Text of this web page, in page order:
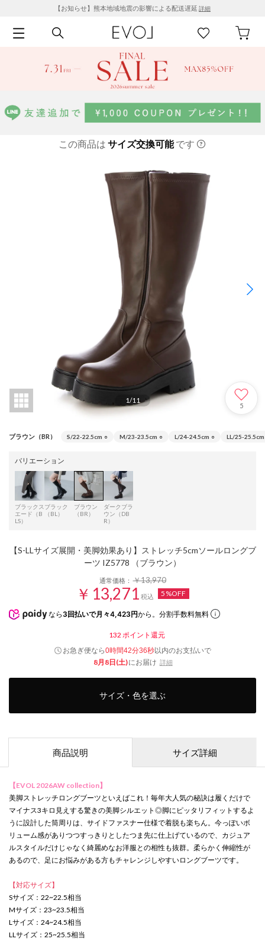
【お知らせ】熊本地域地震の影響による配送遅延 詳細
この商品は サイズ交換可能です
1/11
5
ブラウン（BR） S/22-22.5cm ○ M/23-23.5cm ○ L/24-24.5cm ○ LL/25-25.5cm
バリエーション
ブラックス
エード（B
LS）
ブラック
（BL）
ブラウン
（BR）
ダークブラ
ウン（DB
R）
【S-LLサイズ展開・美脚効果あり】ストレッチ5cmソールロングブ
ーツ IZ5778 （ブラウン）
通常価格：￥13,970
￥13,271 税込 5%OFF
なら 3回払いで月々4,423円から。分割手数料無料
132 ポイント還元
お急ぎ便なら0時間42分35秒以内のお支払いで
8月8日(土)にお届け 詳細
サイズ・色を選ぶ
商品説明 サイズ詳細
【EVOL 2026AW collection】
美脚ストレッチロングブーツといえばこれ！毎年大人気の秘訣は履くだけで
マイナス3キロ見えする驚きの美脚シルエット◎脚にピッタリフィットするよ
うに設計した筒周りは、サイドファスナー仕様で着脱も楽ちん。今っぽいボ
リューム感がありつつすっきりとしたつま先に仕上げているので、カジュア
ルスタイルだけじゃなく綺麗めなお洋服との相性も抜群。柔らかく伸縮性が
あるので、足にお悩みがある方もチャレンジしやすいロングブーツです。
【対応サイズ】
Sサイズ：22~22.5相当
Mサイズ：23~23.5相当
Lサイズ：24~24.5相当
LLサイズ：25~25.5相当